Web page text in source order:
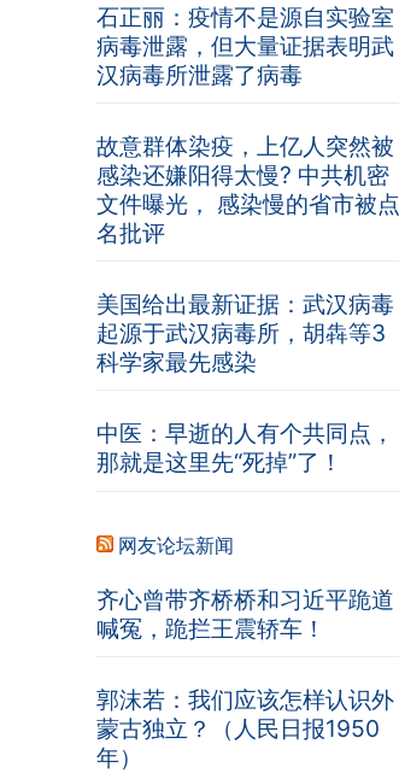
石正丽：疫情不是源自实验室
病毒泄露，但大量证据表明武
汉病毒所泄露了病毒
故意群体染疫，上亿人突然被
感染还嫌阳得太慢? 中共机密
文件曝光， 感染慢的省市被点
名批评
美国给出最新证据：武汉病毒
起源于武汉病毒所，胡犇等3
科学家最先感染
中医：早逝的人有个共同点，
那就是这里先“死掉”了！
网友论坛新闻
齐心曾带齐桥桥和习近平跪道
喊冤，跪拦王震轿车！
郭沫若：我们应该怎样认识外
蒙古独立？（人民日报1950
年）